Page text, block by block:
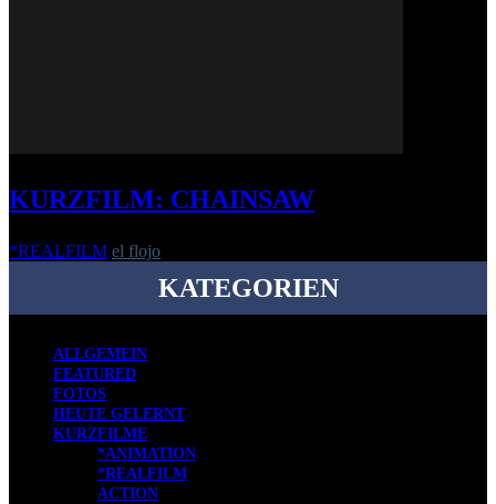
KURZFILM: CHAINSAW
*REALFILM el flojo
KATEGORIEN
ALLGEMEIN
FEATURED
FOTOS
HEUTE GELERNT
KURZFILME
*ANIMATION
*REALFILM
ACTION